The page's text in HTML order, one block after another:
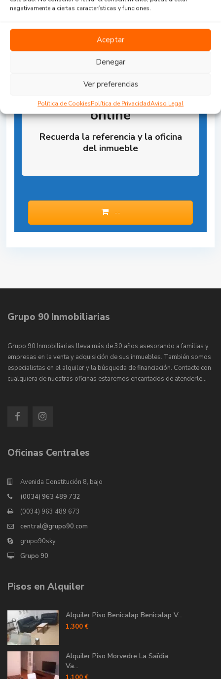
negativamente a ciertas características y funciones.
Aceptar
Denegar
Ver preferencias
Política de CookiesPolítica de PrivacidadAviso Legal
Reserva la Propiedad
online
Recuerda la referencia y la oficina
del inmueble
--
Grupo 90 Inmobiliarias
Grupo 90 Inmobiliarias lleva más de 30 años asesorando a familias y
empresas en la venta y adquisición de sus inmuebles. También somos
especialistas en el alquiler y la búsqueda de financiación. Contacte con
cualquiera de nuestras oficinas estaremos encantados de atenderle…
Oficinas Centrales
Avenida Constitución 8, bajo
(0034) 963 489 732
(0034) 963 489 673
central@grupo90.com
grupo90sky
Grupo 90
Pisos en Alquiler
Alquiler Piso Benicalap Benicalap V...
1.300 €
Alquiler Piso Morvedre La Saïdia
Va...